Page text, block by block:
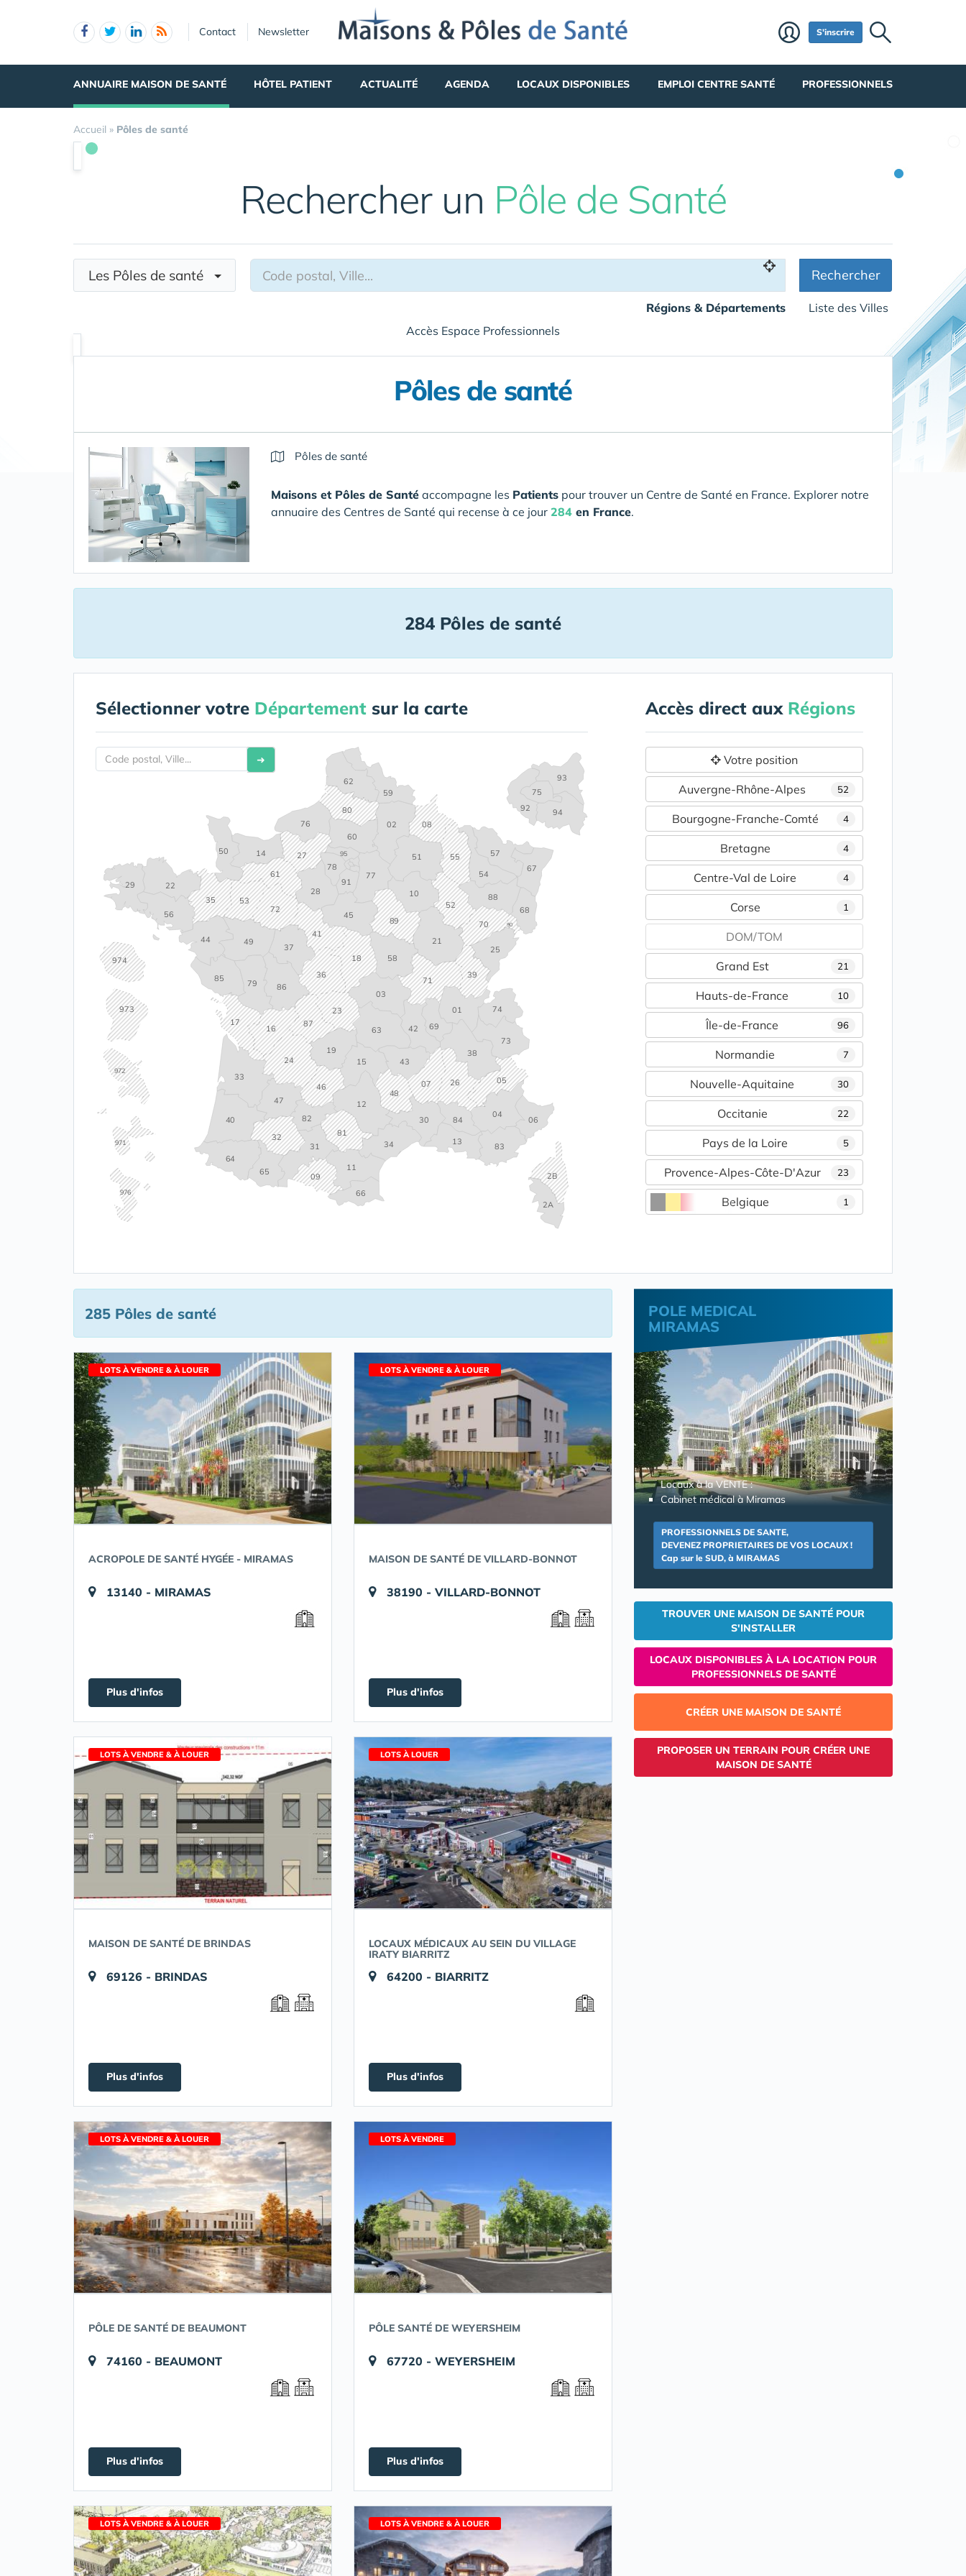
Contact Newsletter S'inscrire
ANNUAIRE MAISON DE SANTÉ HÔTEL PATIENT ACTUALITÉ AGENDA LOCAUX DISPONIBLES EMPLOI CENTRE SANTÉ PROFESSIONNELS
Accueil » Pôles de santé
Rechercher un Pôle de Santé
Les Pôles de santé Rechercher
Régions & Départements
Liste des Villes
Accès Espace Professionnels
Pôles de santé
Pôles de santé
Maisons et Pôles de Santé accompagne les Patients pour trouver un Centre de Santé en France. Explorer notre
annuaire des Centres de Santé qui recense à ce jour 284 en France.
284 Pôles de santé
Sélectionner votre Département sur la carte
➜
971
972
973
974
976
75
77
78
91
92
93
94
95
18
28
36
37
41
45
21
25
39
58
70
71
89 90
14 27
50
61
76 02
59
60
62
80
08
10
51
52
54
55 57
67
68
88
44 49
53
72
85
22
29
35
56
16
17
19
23
24
33
40
47
64
79 86
87
09
11
12
30
31
32
34
46
48
65
66
81
82
01
03
07
15
26
38
42
43
63 69
73
74
04
05
06
13 83
84
2A
2B
Accès direct aux Régions
Votre position
52
Auvergne-Rhône-Alpes
4
Bourgogne-Franche-Comté
4
Bretagne
4
Centre-Val de Loire
1
Corse
DOM/TOM
21
Grand Est
10
Hauts-de-France
96
Île-de-France
7
Normandie
30
Nouvelle-Aquitaine
22
Occitanie
5
Pays de la Loire
23
Provence-Alpes-Côte-D'Azur
Belgique 1
285 Pôles de santé
LOTS À VENDRE & À LOUER
ACROPOLE DE SANTÉ HYGÉE - MIRAMAS
13140 - MIRAMAS
Plus d'infos
LOTS À VENDRE & À LOUER
MAISON DE SANTÉ DE VILLARD-BONNOT
38190 - VILLARD-BONNOT
Plus d'infos
LOTS À VENDRE & À LOUER
MAISON DE SANTÉ DE BRINDAS
69126 - BRINDAS
Plus d'infos
LOTS À LOUER
LOCAUX MÉDICAUX AU SEIN DU VILLAGE
IRATY BIARRITZ
64200 - BIARRITZ
Plus d'infos
LOTS À VENDRE & À LOUER
PÔLE DE SANTÉ DE BEAUMONT
74160 - BEAUMONT
Plus d'infos
LOTS À VENDRE
PÔLE SANTÉ DE WEYERSHEIM
67720 - WEYERSHEIM
Plus d'infos
LOTS À VENDRE & À LOUER LOTS À VENDRE & À LOUER
POLE MEDICAL
MIRAMAS
Locaux à la VENTE :
Cabinet médical à Miramas
PROFESSIONNELS DE SANTE,
DEVENEZ PROPRIETAIRES DE VOS LOCAUX !
Cap sur le SUD, à MIRAMAS
TROUVER UNE MAISON DE SANTÉ POUR
S'INSTALLER
LOCAUX DISPONIBLES À LA LOCATION POUR
PROFESSIONNELS DE SANTÉ
CRÉER UNE MAISON DE SANTÉ
PROPOSER UN TERRAIN POUR CRÉER UNE
MAISON DE SANTÉ